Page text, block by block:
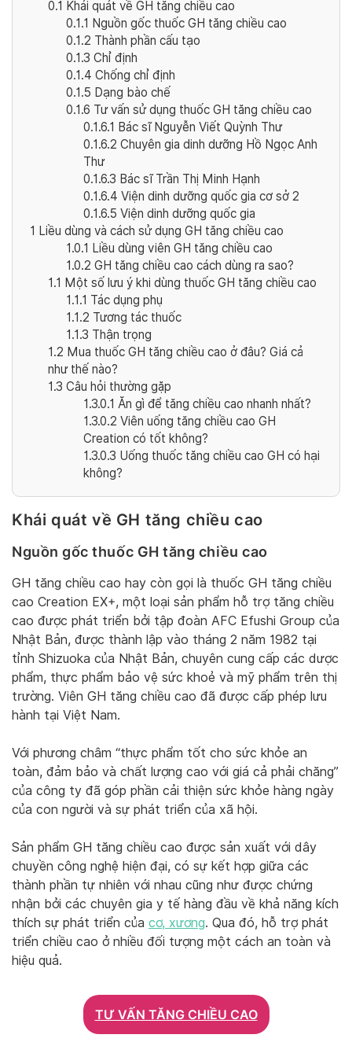
0.1 Khái quát về GH tăng chiều cao
0.1.1 Nguồn gốc thuốc GH tăng chiều cao
0.1.2 Thành phần cấu tạo
0.1.3 Chỉ định
0.1.4 Chống chỉ định
0.1.5 Dạng bào chế
0.1.6 Tư vấn sử dụng thuốc GH tăng chiều cao
0.1.6.1 Bác sĩ Nguyễn Viết Quỳnh Thư
0.1.6.2 Chuyên gia dinh dưỡng Hồ Ngọc Anh
Thư
0.1.6.3 Bác sĩ Trần Thị Minh Hạnh
0.1.6.4 Viện dinh dưỡng quốc gia cơ sở 2
0.1.6.5 Viện dinh dưỡng quốc gia
1 Liều dùng và cách sử dụng GH tăng chiều cao
1.0.1 Liều dùng viên GH tăng chiều cao
1.0.2 GH tăng chiều cao cách dùng ra sao?
1.1 Một số lưu ý khi dùng thuốc GH tăng chiều cao
1.1.1 Tác dụng phụ
1.1.2 Tương tác thuốc
1.1.3 Thận trọng
1.2 Mua thuốc GH tăng chiều cao ở đâu? Giá cả
như thế nào?
1.3 Câu hỏi thường gặp
1.3.0.1 Ăn gì để tăng chiều cao nhanh nhất?
1.3.0.2 Viên uống tăng chiều cao GH
Creation có tốt không?
1.3.0.3 Uống thuốc tăng chiều cao GH có hại
không?
Khái quát về GH tăng chiều cao
Nguồn gốc thuốc GH tăng chiều cao
GH tăng chiều cao hay còn gọi là thuốc GH tăng chiều
cao Creation EX+, một loại sản phẩm hỗ trợ tăng chiều
cao được phát triển bởi tập đoàn AFC Efushi Group của
Nhật Bản, được thành lập vào tháng 2 năm 1982 tại
tỉnh Shizuoka của Nhật Bản, chuyên cung cấp các dược
phẩm, thực phẩm bảo vệ sức khoẻ và mỹ phẩm trên thị
trường. Viên GH tăng chiều cao đã được cấp phép lưu
hành tại Việt Nam.
Với phương châm “thực phẩm tốt cho sức khỏe an
toàn, đảm bảo và chất lượng cao với giá cả phải chăng”
của công ty đã góp phần cải thiện sức khỏe hàng ngày
của con người và sự phát triển của xã hội.
Sản phẩm GH tăng chiều cao được sản xuất với dây
chuyền công nghệ hiện đại, có sự kết hợp giữa các
thành phần tự nhiên với nhau cũng như được chứng
nhận bởi các chuyên gia y tế hàng đầu về khả năng kích
thích sự phát triển của cơ, xương. Qua đó, hỗ trợ phát
triển chiều cao ở nhiều đối tượng một cách an toàn và
hiệu quả.
TƯ VẤN TĂNG CHIỀU CAO